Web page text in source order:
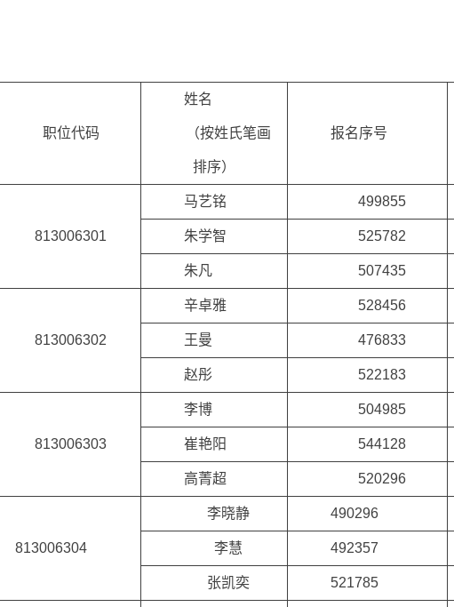
职位代码
姓名
（按姓氏笔画
排序）
报名序号
813006301
马艺铭 499855
朱学智 525782
朱凡 507435
813006302
辛卓雅 528456
王曼 476833
赵彤 522183
813006303
李博 504985
崔艳阳 544128
高菁超 520296
813006304
李晓静 490296
李慧 492357
张凯奕 521785